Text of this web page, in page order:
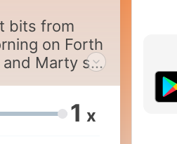
bits from
on Forth
and Marty set
give you a
量 1 x